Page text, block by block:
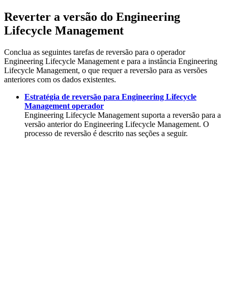
Reverter a versão do Engineering
Lifecycle Management
Conclua as seguintes tarefas de reversão para o operador
Engineering Lifecycle Management e para a instância Engineering
Lifecycle Management, o que requer a reversão para as versões
anteriores com os dados existentes.
Estratégia de reversão para Engineering Lifecycle
Management operador
Engineering Lifecycle Management suporta a reversão para a
versão anterior do Engineering Lifecycle Management. O
processo de reversão é descrito nas seções a seguir.